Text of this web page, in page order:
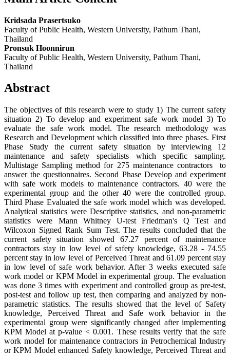
Kridsada Prasertsuko
Faculty of Public Health, Western University, Pathum Thani,
Thailand
Pronsuk Hoonnirun
Faculty of Public Health, Western University, Pathum Thani,
Thailand
Abstract
The objectives of this research were to study 1) The current safety
situation 2) To develop and experiment safe work model 3) To
evaluate the safe work model. The research methodology was
Research and Development which classified into three phases. First
Phase Study the current safety situation by interviewing 12
maintenance and safety specialists which specific sampling.
Multistage Sampling method for 275 maintenance contractors to
answer the questionnaires. Second Phase Develop and experiment
with safe work models to maintenance contractors. 40 were the
experimental group and the other 40 were the controlled group.
Third Phase Evaluated the safe work model which was developed.
Analytical statistics were Descriptive statistics, and non-parametric
statistics were Mann Whitney U-test Friedman's Q Test and
Wilcoxon Signed Rank Sum Test. The results concluded that the
current safety situation showed 67.27 percent of maintenance
contractors stay in low level of safety knowledge, 63.28 - 74.55
percent stay in low level of Perceived Threat and 61.09 percent stay
in low level of safe work behavior. After 3 weeks executed safe
work model or KPM Model in experimental group. The evaluation
was done 3 times with experiment and controlled group as pre-test,
post-test and follow up test, then comparing and analyzed by non-
parametric statistics. The results showed that the level of Safety
knowledge, Perceived Threat and Safe work behavior in the
experimental group were significantly changed after implementing
KPM Model at p-value < 0.001. These results verify that the safe
work model for maintenance contractors in Petrochemical Industry
or KPM Model enhanced Safety knowledge, Perceived Threat and